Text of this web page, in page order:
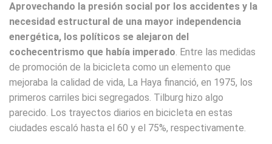
Aprovechando la presión social por los accidentes y la
necesidad estructural de una mayor independencia
energética, los políticos se alejaron del
cochecentrismo que había imperado. Entre las medidas
de promoción de la bicicleta como un elemento que
mejoraba la calidad de vida, La Haya financió, en 1975, los
primeros carriles bici segregados. Tilburg hizo algo
parecido. Los trayectos diarios en bicicleta en estas
ciudades escaló hasta el 60 y el 75%, respectivamente.